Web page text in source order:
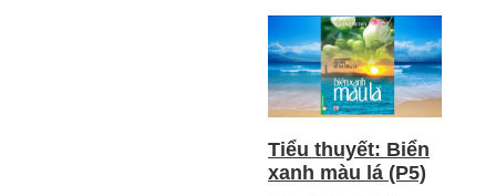
Tiểu thuyết: Biển
xanh màu lá (P5)